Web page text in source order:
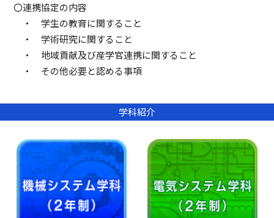
〇連携協定の内容
・ 学生の教育に関すること
・ 学術研究に関すること
・ 地域貢献及び産学官連携に関すること
・ その他必要と認める事項
学科紹介